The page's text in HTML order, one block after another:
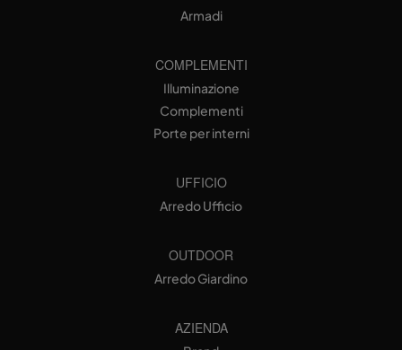
Armadi
COMPLEMENTI
Illuminazione
Complementi
Porte per interni
UFFICIO
Arredo Ufficio
OUTDOOR
Arredo Giardino
AZIENDA